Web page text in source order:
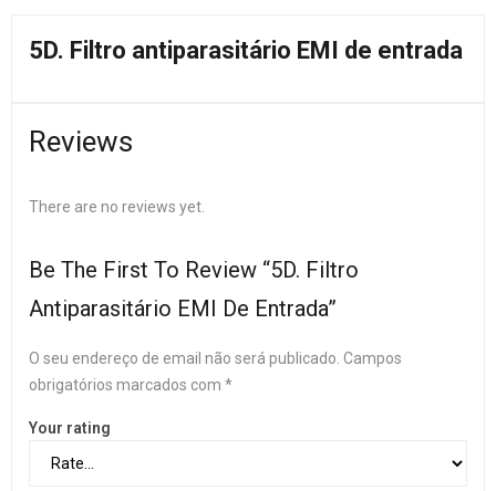
5D. Filtro antiparasitário EMI de entrada
Reviews
There are no reviews yet.
Be The First To Review “5D. Filtro
Antiparasitário EMI De Entrada”
O seu endereço de email não será publicado. Campos
obrigatórios marcados com *
Your rating